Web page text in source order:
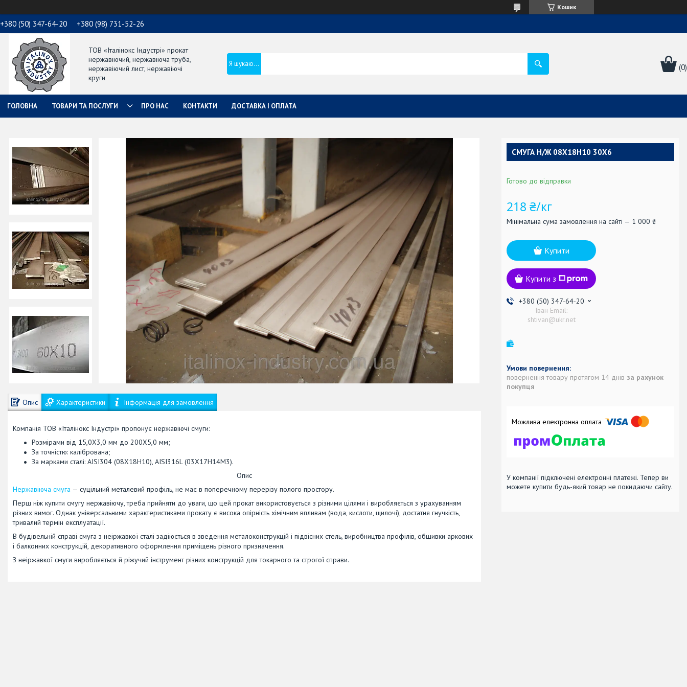
Кошик
+380 (50) 347-64-20 +380 (98) 731-52-26
ТОВ «Італінокс Індустрі» прокат
нержавіючий, нержавіюча труба,
нержавіючий лист, нержавіючі
круги
ГОЛОВНА ТОВАРИ ТА ПОСЛУГИ ПРО НАС КОНТАКТИ ДОСТАВКА І ОПЛАТА
Опис Характеристики Інформація для замовлення
Компанія ТОВ «Італінокс Індустрі» пропонує нержавіючі смуги:
Розмірами від 15,0Х3,0 мм до 200Х5,0 мм;
За точністю: калібрована;
За марками сталі: AISI304 (08Х18Н10), AISI316L (03Х17Н14М3).
Опис
Нержавіюча смуга — суцільний металевий профіль, не має в поперечному перерізу полого простору.
Перш ніж купити смугу нержавіючу, треба прийняти до уваги, що цей прокат використовується з різними цілями і виробляється з урахуванням
різних вимог. Однак універсальними характеристиками прокату є висока опірність хімічним впливам (вода, кислоти, щилочі), достатня гнучкість,
тривалий термін експлуатації.
В будівельній справі смуга з неіржавкої сталі задіюється в зведення металоконструкцій і підвісних стель, виробництва профілів, обшивки аркових
і балконних конструкцій, декоративного оформлення приміщень різного призначення.
З неіржавкої смуги виробляється й ріжучий інструмент різних конструкцій для токарного та строгої справи.
СМУГА Н/Ж 08Х18Н10 30Х6
Готово до відправки
218 ₴/кг
Мінімальна сума замовлення на сайті — 1 000 ₴
Купити
Купити з
+380 (50) 347-64-20
Іван Email:
shtivan@ukr.net
повернення товару протягом 14 днів за рахунок
покупця
У компанії підключені електронні платежі. Тепер ви
можете купити будь-який товар не покидаючи сайту.